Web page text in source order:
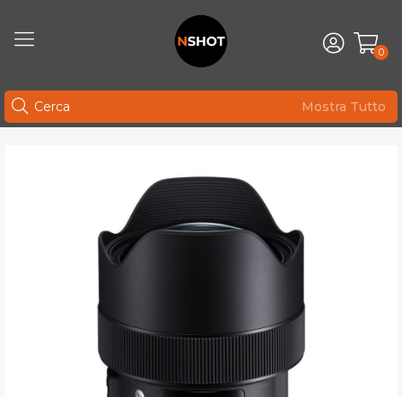
0
Mostra Tutto